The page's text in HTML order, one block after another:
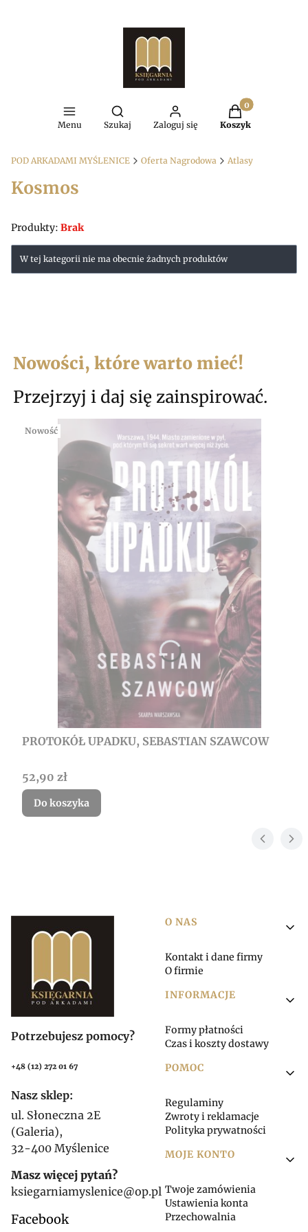
Menu
Otwórz wyszukiwarkę
Szukaj Zaloguj się
Produkty w
Koszyk
POD ARKADAMI MYŚLENICE Oferta Nagrodowa Atlasy
Kosmos
Produkty: Brak
Lista produktów
W tej kategorii nie ma obecnie żadnych produktów
Nowości, które warto mieć!
Przejrzyj i daj się zainspirować.
Nowość
PROTOKÓŁ UPADKU, SEBASTIAN SZAWCOW
Cena
52,90 zł
Do koszyka
Potrzebujesz pomocy?
+48 (12) 272 01 67
Nasz sklep:
ul. Słoneczna 2E
(Galeria),
32-400 Myślenice
Masz więcej pytań?
ksiegarniamyslenice@op.pl
Facebook
Linki w stopce
O NAS
Kontakt i dane firmy
O firmie
INFORMACJE
Formy płatności
Czas i koszty dostawy
POMOC
Regulaminy
Zwroty i reklamacje
Polityka prywatności
MOJE KONTO
Twoje zamówienia
Ustawienia konta
Przechowalnia